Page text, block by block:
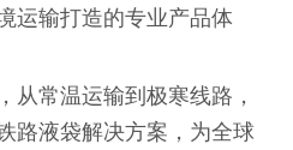
运输打造的专业产品体
从常温运输到极寒线路，
路液袋解决方案，为全球